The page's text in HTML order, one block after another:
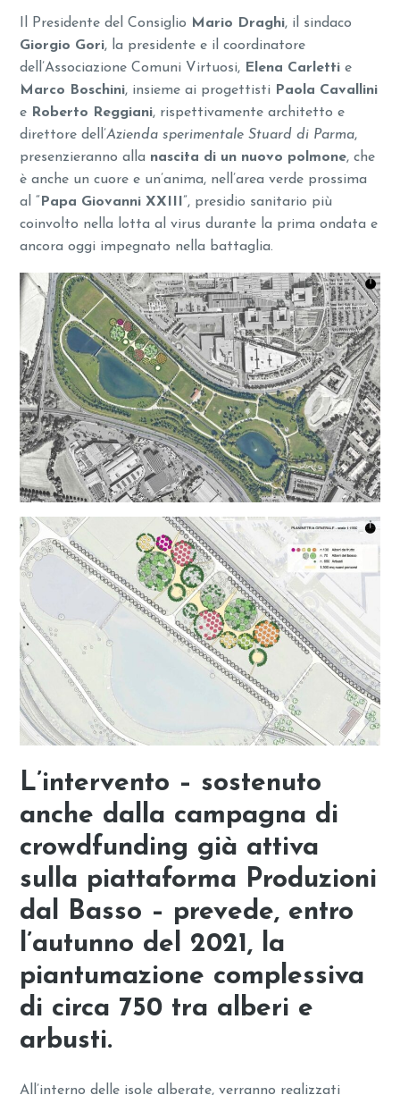
Il Presidente del Consiglio Mario Draghi, il sindaco
Giorgio Gori, la presidente e il coordinatore
dell’Associazione Comuni Virtuosi, Elena Carletti e
Marco Boschini, insieme ai progettisti Paola Cavallini
e Roberto Reggiani, rispettivamente architetto e
direttore dell’Azienda sperimentale Stuard di Parma,
presenzieranno alla nascita di un nuovo polmone, che
è anche un cuore e un’anima, nell’area verde prossima
al “ Papa Giovanni XXIII”, presidio sanitario più
coinvolto nella lotta al virus durante la prima ondata e
ancora oggi impegnato nella battaglia.
L’intervento – sostenuto
anche dalla campagna di
crowdfunding già attiva
sulla piattaforma Produzioni
dal Basso – prevede, entro
l’autunno del 2021, la
piantumazione complessiva
di circa 750 tra alberi e
arbusti.
All’interno delle isole alberate, verranno realizzati